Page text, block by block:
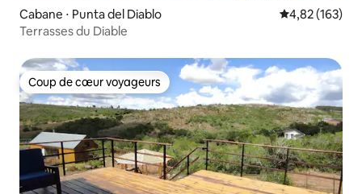
Cabane ⋅ Punta del Diablo Évaluation
4,82 (163)
Terrasses du Diable
Coup de cœur voyageurs
Coup de cœur voyageurs